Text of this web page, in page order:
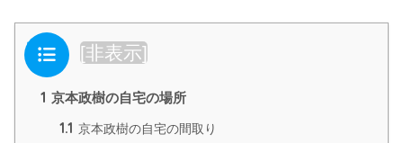
目次 [非表示]
1 京本政樹の自宅の場所
1.1 京本政樹の自宅の間取り